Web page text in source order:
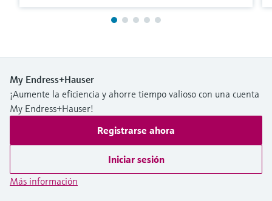
My Endress+Hauser
¡Aumente la eficiencia y ahorre tiempo valioso con una cuenta
My Endress+Hauser!
Registrarse ahora
Iniciar sesión
Más información